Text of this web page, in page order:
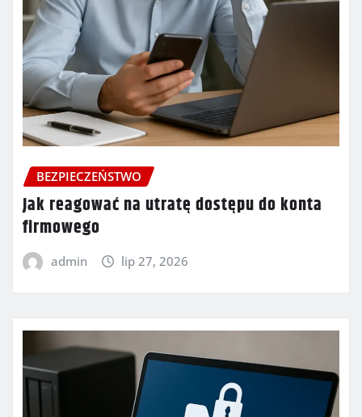
BEZPIECZEŃSTWO
Jak reagować na utratę dostępu do konta
firmowego
admin lip 27, 2026